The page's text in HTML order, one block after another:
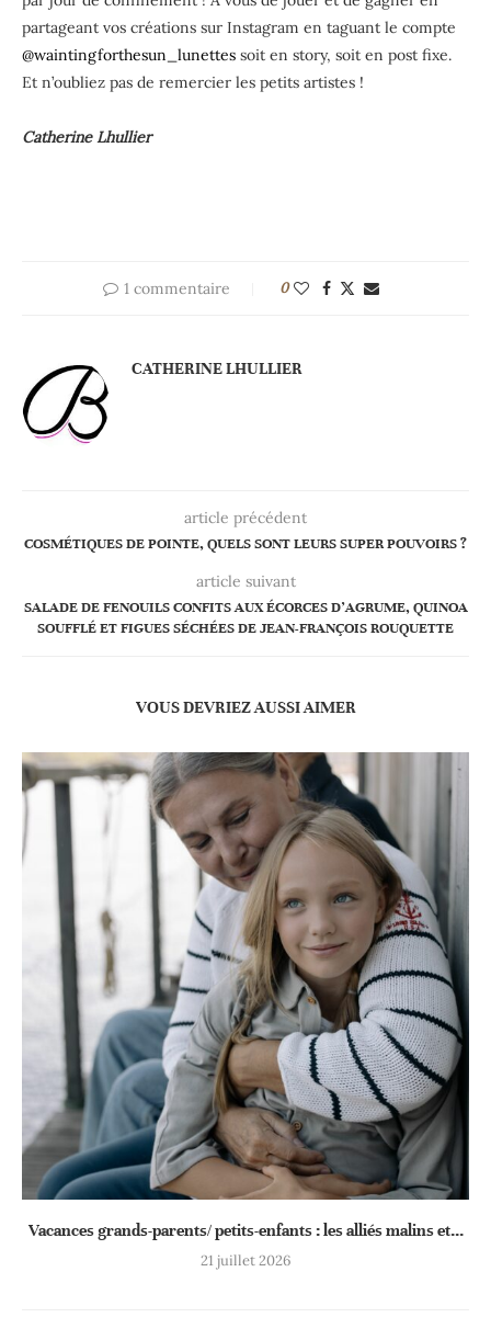
partageant vos créations sur Instagram en taguant le compte
@waintingforthesun_lunettes soit en story, soit en post fixe.
Et n’oubliez pas de remercier les petits artistes !
Catherine Lhullier
1 commentaire 0
CATHERINE LHULLIER
article précédent
COSMÉTIQUES DE POINTE, QUELS SONT LEURS SUPER POUVOIRS ?
article suivant
SALADE DE FENOUILS CONFITS AUX ÉCORCES D’AGRUME, QUINOA
SOUFFLÉ ET FIGUES SÉCHÉES DE JEAN-FRANÇOIS ROUQUETTE
VOUS DEVRIEZ AUSSI AIMER
Vacances grands-parents/ petits-enfants : les alliés malins et...
21 juillet 2026